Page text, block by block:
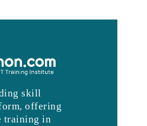
skill
offering
training in